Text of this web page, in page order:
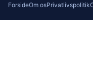
ForsideOm osPrivatlivspolitik